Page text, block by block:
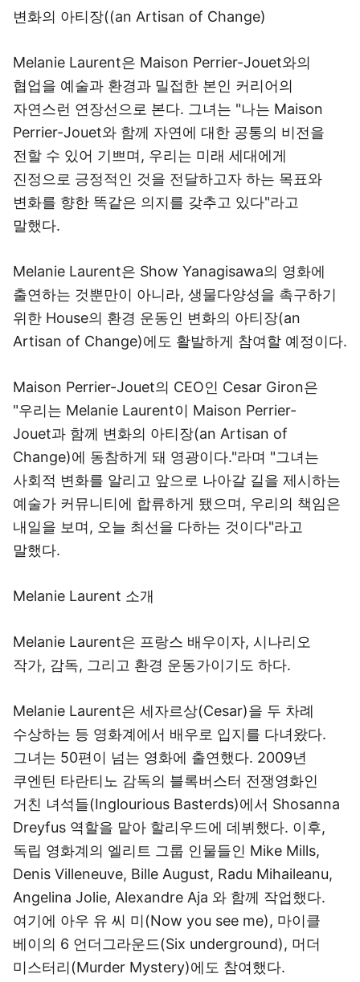
변화의 아티장((an Artisan of Change)
Melanie Laurent은 Maison Perrier-Jouet와의
협업을 예술과 환경과 밀접한 본인 커리어의
자연스런 연장선으로 본다. 그녀는 "나는 Maison
Perrier-Jouet와 함께 자연에 대한 공통의 비전을
전할 수 있어 기쁘며, 우리는 미래 세대에게
진정으로 긍정적인 것을 전달하고자 하는 목표와
변화를 향한 똑같은 의지를 갖추고 있다"라고
말했다.
Melanie Laurent은 Show Yanagisawa의 영화에
출연하는 것뿐만이 아니라, 생물다양성을 촉구하기
위한 House의 환경 운동인 변화의 아티장(an
Artisan of Change)에도 활발하게 참여할 예정이다.
Maison Perrier-Jouet의 CEO인 Cesar Giron은
"우리는 Melanie Laurent이 Maison Perrier-
Jouet과 함께 변화의 아티장(an Artisan of
Change)에 동참하게 돼 영광이다."라며 "그녀는
사회적 변화를 알리고 앞으로 나아갈 길을 제시하는
예술가 커뮤니티에 합류하게 됐으며, 우리의 책임은
내일을 보며, 오늘 최선을 다하는 것이다"라고
말했다.
Melanie Laurent 소개
Melanie Laurent은 프랑스 배우이자, 시나리오
작가, 감독, 그리고 환경 운동가이기도 하다.
Melanie Laurent은 세자르상(Cesar)을 두 차례
수상하는 등 영화계에서 배우로 입지를 다녀왔다.
그녀는 50편이 넘는 영화에 출연했다. 2009년
쿠엔틴 타란티노 감독의 블록버스터 전쟁영화인
거친 녀석들(Inglourious Basterds)에서 Shosanna
Dreyfus 역할을 맡아 할리우드에 데뷔했다. 이후,
독립 영화계의 엘리트 그룹 인물들인 Mike Mills,
Denis Villeneuve, Bille August, Radu Mihaileanu,
Angelina Jolie, Alexandre Aja 와 함께 작업했다.
여기에 아우 유 씨 미(Now you see me), 마이클
베이의 6 언더그라운드(Six underground), 머더
미스터리(Murder Mystery)에도 참여했다.